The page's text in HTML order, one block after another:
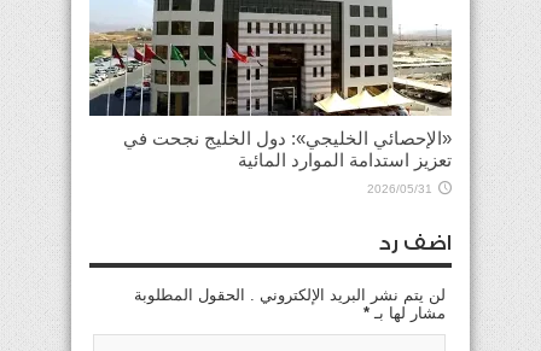
«الإحصائي الخليجي»: دول الخليج نجحت في
تعزيز استدامة الموارد المائية
2026/05/31
اضف رد
لن يتم نشر البريد الإلكتروني . الحقول المطلوبة
مشار لها بـ *